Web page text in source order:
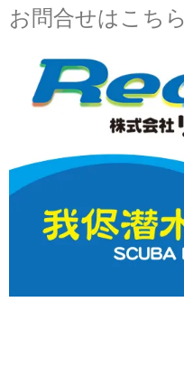
お問合せはこちら